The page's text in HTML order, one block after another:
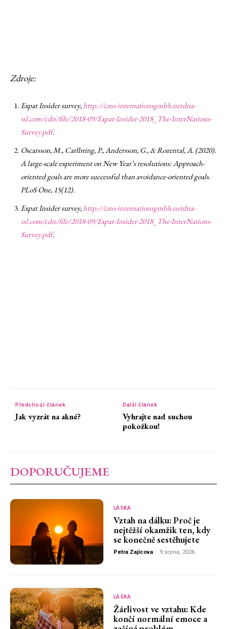
Zdroje:
Expat Insider survey,http://cms-internationsgmbh.netdna-
ssl.com/cdn/file/2018-09/Expat-Insider-2018_The-InterNations-
Survey.pdf.
Oscarsson, M., Carlbring, P., Andersson, G., & Rozental, A. (2020).
A large-scale experiment on New Year’s resolutions: Approach-
oriented goals are more successful than avoidance-oriented goals.
PLoS One, 15(12).
Expat Insider survey,http://cms-internationsgmbh.netdna-
ssl.com/cdn/file/2018-09/Expat-Insider-2018_The-InterNations-
Survey.pdf.
Předchozí článek
Jak vyzrát na akné?
Další článek
Vyhrajte nad suchou
pokožkou!
DOPORUČUJEME
LÁSKA
Vztah na dálku: Proč je
nejtěžší okamžik ten, kdy
se konečně sestěhujete
Petra Zajícova - 9 srpna, 2026
LÁSKA
Žárlivost ve vztahu: Kde
končí normální emoce a